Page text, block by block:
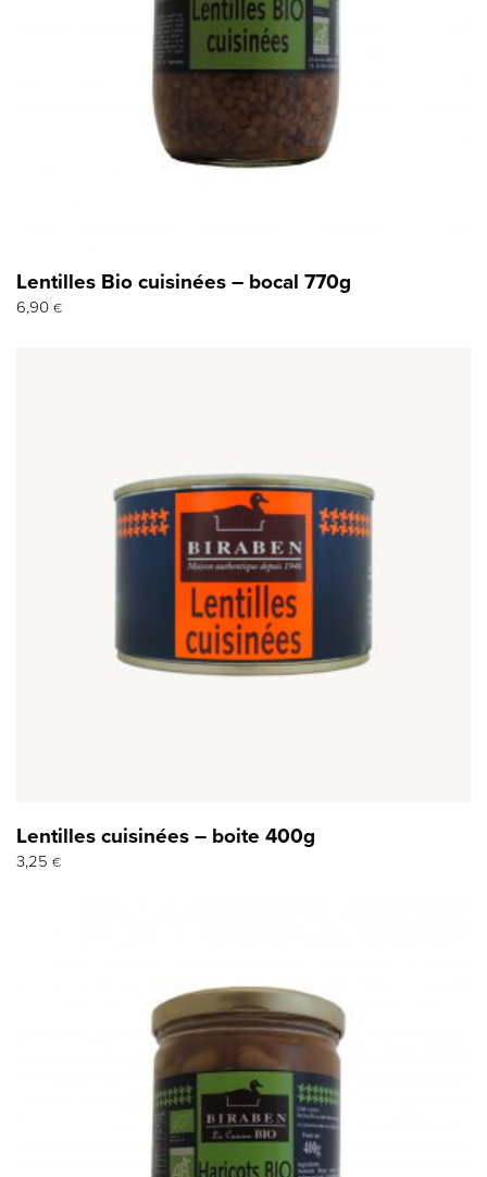
Lentilles Bio cuisinées – bocal 770g
6,90 €
Lentilles cuisinées – boite 400g
3,25 €